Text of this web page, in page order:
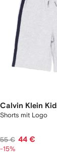
Calvin Klein
Shorts mit Logo
55 € 44 €
-15%